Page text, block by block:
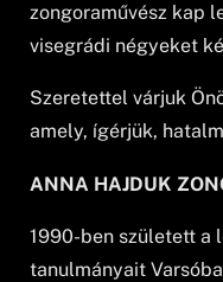
zongoraművész kap
visegrádi négyeket
Szeretettel várjuk
amely, ígérjük,
ANNA HAJDUK
1990-ben született a
tanulmányait